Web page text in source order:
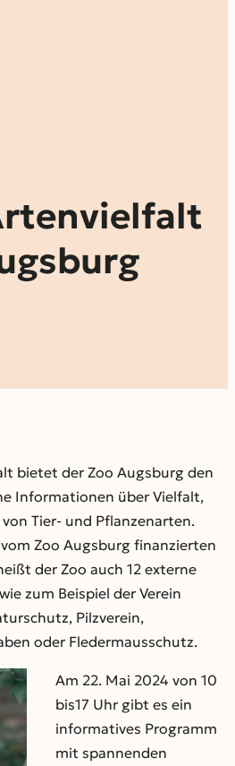
bietet der Zoo Augsburg den
Informationen über Vielfalt,
Tier- und Pflanzenarten.
Zoo Augsburg finanzierten
der Zoo auch 12 externe
zum Beispiel der Verein
Pilzverein,
oder Fledermausschutz.
Am 22. Mai 2024 von 10
bis17 Uhr gibt es ein
informatives Programm
mit spannenden